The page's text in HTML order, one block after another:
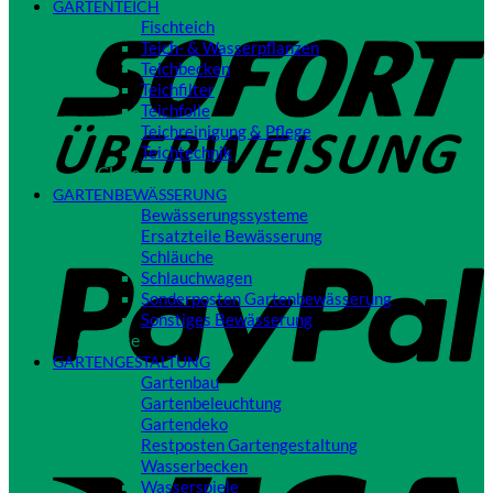
GARTENTEICH
Fischteich
Teich- & Wasserpflanzen
Teichbecken
Teichfilter
Teichfolie
Teichreinigung & Pflege
Teichtechnik
Close
GARTENBEWÄSSERUNG
Bewässerungssysteme
Ersatzteile Bewässerung
Schläuche
Schlauchwagen
Sonderposten Gartenbewässerung
Sonstiges Bewässerung
Close
GARTENGESTALTUNG
Gartenbau
Gartenbeleuchtung
Gartendeko
Restposten Gartengestaltung
Wasserbecken
Wasserspiele